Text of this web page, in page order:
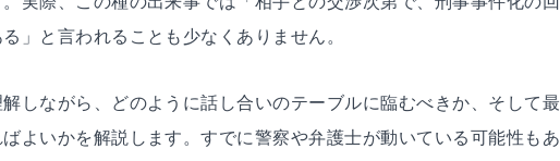
」と言われることも少なくありません。
しながら、どのように話し合いのテーブルに臨むべきか、そして最
よいかを解説します。すでに警察や弁護士が動いている可能性もあ